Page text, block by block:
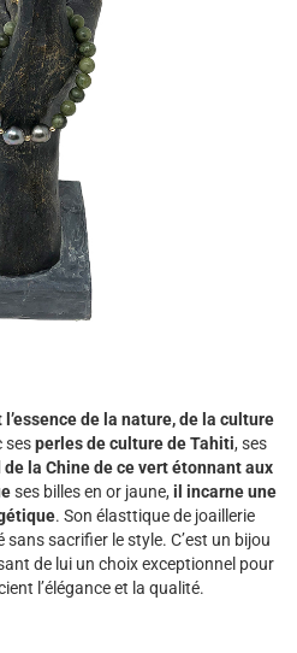
de la nature, de la culture
sesperles de culture de Tahiti, ses
la Chine de ce vert étonnant aux
ses billes en or jaune, il incarne une
. Son élasttique de joaillerie
sacrifier le style. C’est un bijou
de lui un choix exceptionnel pour
l’élégance et la qualité.